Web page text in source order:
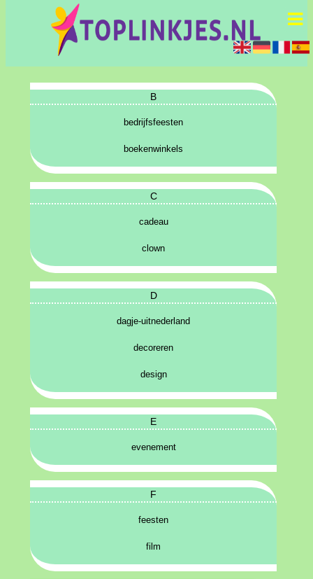
B
bedrijfsfeesten
boekenwinkels
C
cadeau
clown
D
dagje-uitnederland
decoreren
design
E
evenement
F
feesten
film